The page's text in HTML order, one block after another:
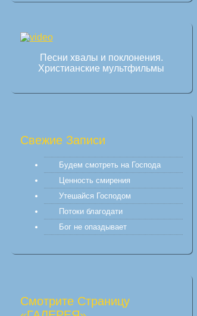
Песни хвалы и поклонения.
Христианские мультфильмы
Свежие Записи
Будем смотреть на Господа
Ценность смирения
Утешайся Господом
Потоки благодати
Бог не опаздывает
Смотрите Страницу